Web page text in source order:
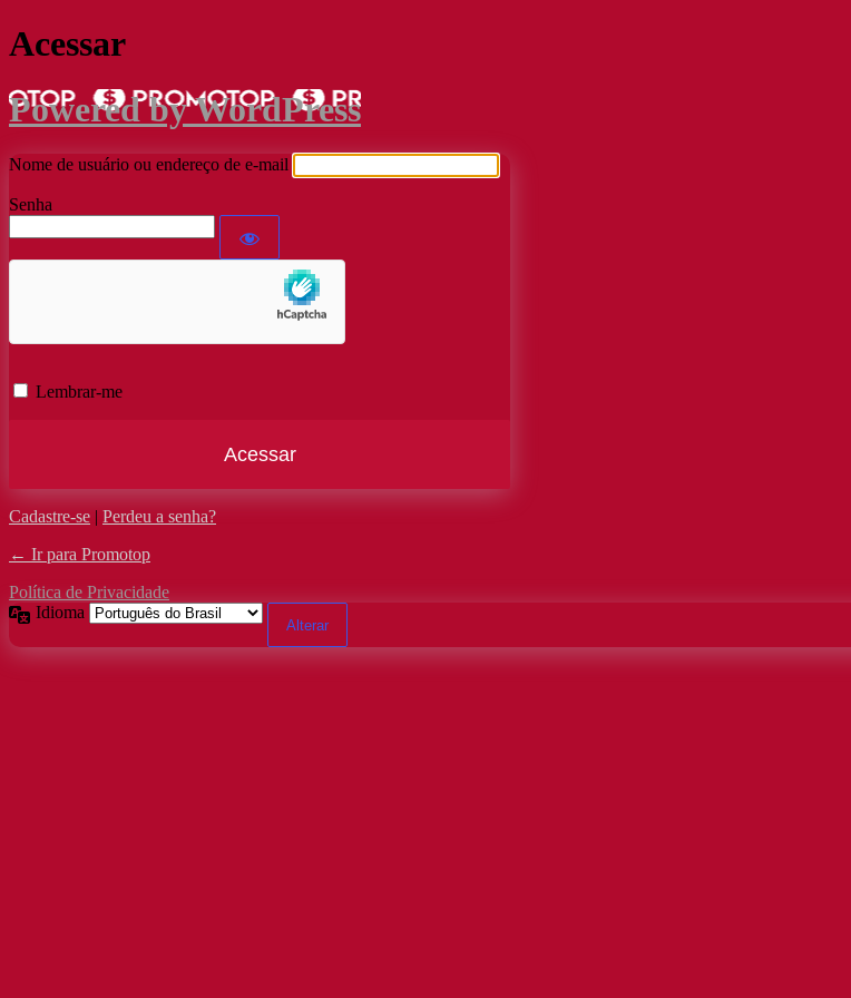
Acessar
Powered by WordPress
Nome de usuário ou endereço de e-mail
Senha
Lembrar-me
Cadastre-se | Perdeu a senha?
← Ir para Promotop
Política de Privacidade
Idioma